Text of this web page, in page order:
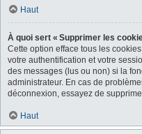
Haut
À quoi sert « Supprimer les
Cette option efface tous les
votre authentification et votre
des messages (lus ou non) si la
administrateur. En cas de
déconnexion, essayez de
Haut